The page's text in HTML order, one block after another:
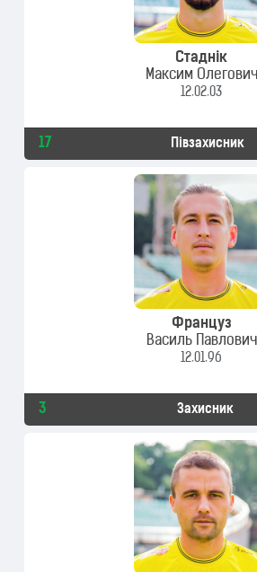
Стаднік
Максим Олегович
12.02.03
17 Півзахисник
Француз
Василь Павлович
12.01.96
3 Захисник